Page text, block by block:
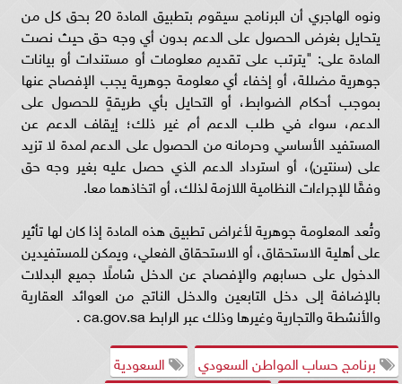
ونوه الهاجري أن البرنامج سيقوم بتطبيق المادة 20 بحق كل من
يتحايل بغرض الحصول على الدعم بدون أي وجه حق حيث نصت
المادة على: "يترتب على تقديم معلومات أو مستندات أو بيانات
جوهرية مضللة، أو إخفاء أي معلومة جوهرية يجب الإفصاح عنها
بموجب أحكام الضوابط، أو التحايل بأي طريقةٍ للحصول على
الدعم، سواء في طلب الدعم أم غير ذلك؛ إيقاف الدعم عن
المستفيد الأساسي وحرمانه من الحصول على الدعم لمدة لا تزيد
على (سنتين)، أو استرداد الدعم الذي حصل عليه بغير وجه حق
وفقًا للإجراءات النظامية اللازمة لذلك، أو اتخاذهما معا.
وتُعد المعلومة جوهرية لأغراض تطبيق هذه المادة إذا كان لها تأثير
على أهلية الاستحقاق، أو الاستحقاق الفعلي، ويمكن للمستفيدين
الدخول على حسابهم والإفصاح عن الدخل شاملًا جميع البدلات
بالإضافة إلى دخل التابعين والدخل الناتج من العوائد العقارية
والأنشطة والتجارية وغيرها وذلك عبر الرابط ca.gov.sa .
برنامج حساب المواطن السعودي
السعودية